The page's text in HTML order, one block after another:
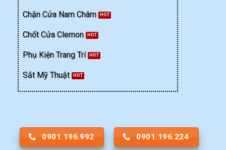
Chặn Cửa Nam Châm
Chốt Cửa Clemon
Phụ Kiện Trang Trí
Sắt Mỹ Thuật
0901.196.992 0901.196.224